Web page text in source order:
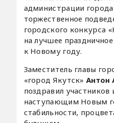
администрации
торжественное
городского конкурса
на лучшее
к Новому году.
Заместитель главы
«город Якутск»Антон
поздравил участников
наступающим Новым
стабильности,